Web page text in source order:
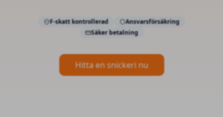
F-skatt kontrollerad
Ansvarsförsäkring
Säker betalning
Hitta en snickeri nu